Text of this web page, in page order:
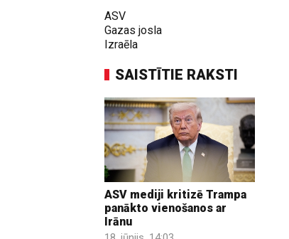
ASV
Gazas josla
Izraēla
SAISTĪTIE RAKSTI
ASV mediji kritizē Trampa
panākto vienošanos ar
Irānu